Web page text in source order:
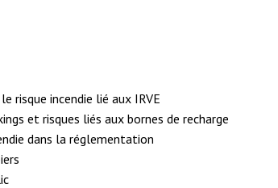
risque incendie lié aux IRVE
et risques liés aux bornes de recharge
dans la réglementation